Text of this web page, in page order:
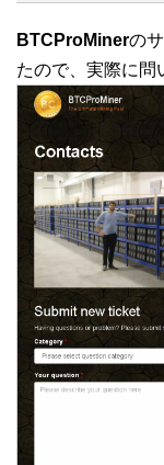
BTCProMinerの
たので、実際に問